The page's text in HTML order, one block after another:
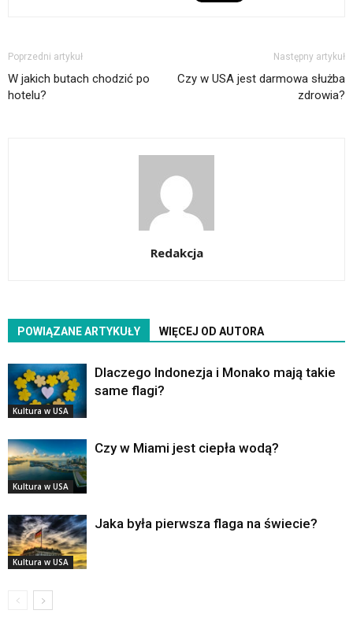
Poprzedni artykuł
W jakich butach chodzić po
hotelu?
Następny artykuł
Czy w USA jest darmowa służba
zdrowia?
Redakcja
POWIĄZANE ARTYKUŁY WIĘCEJ OD AUTORA
Kultura w USA
Dlaczego Indonezja i Monako mają takie
same flagi?
Kultura w USA
Czy w Miami jest ciepła wodą?
Kultura w USA
Jaka była pierwsza flaga na świecie?